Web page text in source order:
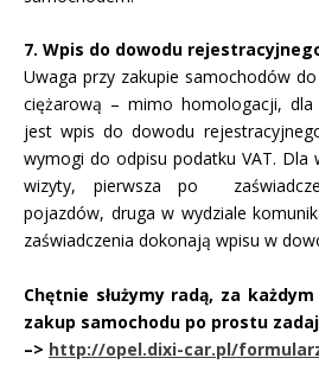
7. Wpis do dowodu
Uwaga przy zakupie samochodów
ciężarową – mimo homologacji, dla
jest wpis do dowodu
wymogi do odpisu podatku VAT. Dla
wizyty, pierwsza po
pojazdów, druga w wydziale
zaświadczenia dokonają wpisu w
Chętnie służymy radą, za
zakup samochodu po prostu
–> http://opel.dixi-car.pl/